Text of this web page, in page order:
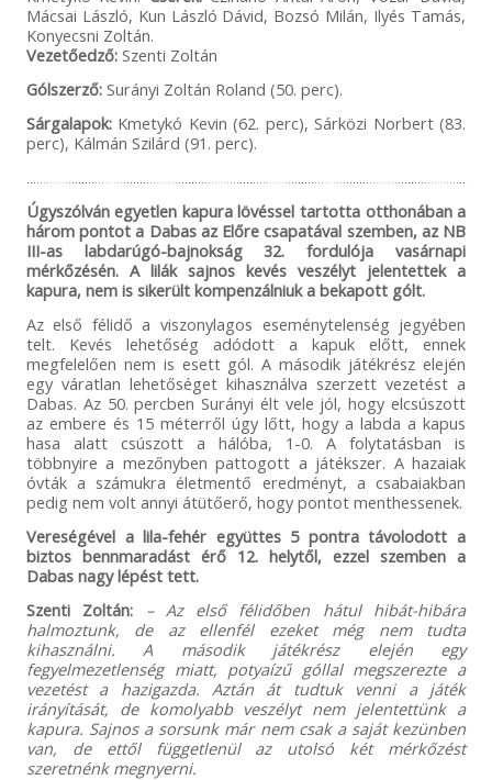
Mácsai László, Kun László Dávid, Bozsó Milán, Ilyés Tamás,
Konyecsni Zoltán.
Vezetőedző:Szenti Zoltán
Gólszerző:Surányi Zoltán Roland (50. perc).
Sárgalapok:Kmetykó Kevin (62. perc), Sárközi Norbert (83.
perc), Kálmán Szilárd (91. perc).
Úgyszólván egyetlen kapura lövéssel tartotta otthonában a
három pontot a Dabas az Előre csapatával szemben, az NB
III-as labdarúgó-bajnokság 32. fordulója vasárnapi
mérkőzésén. A lilák sajnos kevés veszélyt jelentettek a
kapura, nem is sikerült kompenzálniuk a bekapott gólt.
Az első félidő a viszonylagos eseménytelenség jegyében
telt. Kevés lehetőség adódott a kapuk előtt, ennek
megfelelően nem is esett gól. A második játékrész elején
egy váratlan lehetőséget kihasználva szerzett vezetést a
Dabas. Az 50. percben Surányi élt vele jól, hogy elcsúszott
az embere és 15 méterről úgy lőtt, hogy a labda a kapus
hasa alatt csúszott a hálóba, 1-0. A folytatásban is
többnyire a mezőnyben pattogott a játékszer. A hazaiak
óvták a számukra életmentő eredményt, a csabaiakban
pedig nem volt annyi átütőerő, hogy pontot menthessenek.
Vereségével a lila-fehér együttes 5 pontra távolodott a
biztos bennmaradást érő 12. helytől, ezzel szemben a
Dabas nagy lépést tett.
Szenti Zoltán:
– Az első félidőben hátul hibát-hibára
halmoztunk, de az ellenfél ezeket még nem tudta
kihasználni. A második játékrész elején egy
fegyelmezetlenség miatt, potyaízű góllal megszerezte a
vezetést a hazigazda. Aztán át tudtuk venni a játék
irányítását, de komolyabb veszélyt nem jelentettünk a
kapura. Sajnos a sorsunk már nem csak a saját kezünben
van, de ettől függetlenül az utolsó két mérkőzést
szeretnénk megnyerni.